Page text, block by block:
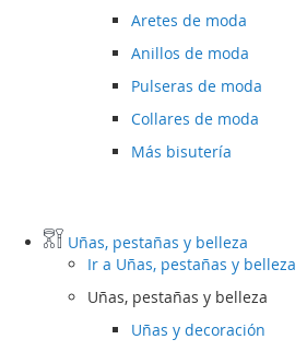
Aretes de moda
Anillos de moda
Pulseras de moda
Collares de moda
Más bisutería
Uñas, pestañas y belleza
Ir a Uñas, pestañas y belleza
Uñas, pestañas y belleza
Uñas y decoración